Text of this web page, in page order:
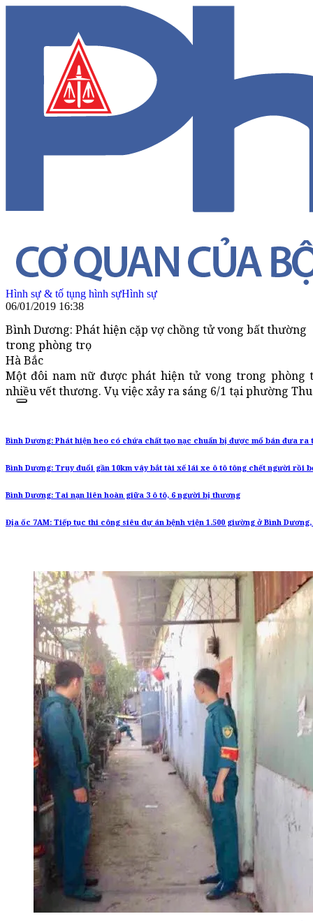
Hình sự & tố tụng hình sựHình sự
06/01/2019 16:38
Bình Dương: Phát hiện cặp vợ chồng tử vong bất thường
trong phòng trọ
Hà Bắc
Một đôi nam nữ được phát hiện tử vong trong phòng
nhiều vết thương. Vụ việc xảy ra sáng 6/1 tại phường
Bình Dương: Phát hiện heo có chứa chất tạo nạc chuẩn bị được mổ bán đưa
Bình Dương: Truy đuổi gần 10km vây bắt tài xế lái xe ô tô tông chết người rồi
Bình Dương: Tai nạn liên hoàn giữa 3 ô tô, 6 người bị thương
Địa ốc 7AM: Tiếp tục thi công siêu dự án bệnh viện 1.500 giường ở Bình